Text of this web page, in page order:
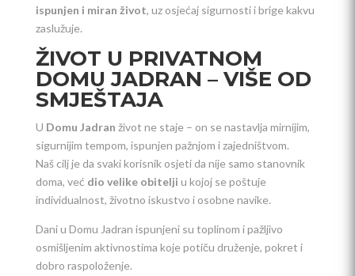
ispunjen i miran život, uz osjećaj sigurnosti i brige kakvu
zaslužuje.
ŽIVOT U PRIVATNOM
DOMU JADRAN – VIŠE OD
SMJEŠTAJA
U Domu Jadran život ne staje – on se nastavlja mirnijim,
sigurnijim tempom, ispunjen pažnjom i zajedništvom.
Naš cilj je da svaki korisnik osjeti da nije samo stanovnik
doma, već dio velike obitelji u kojoj se poštuje
individualnost, životno iskustvo i osobne navike.
Dani u Domu Jadran ispunjeni su toplinom i pažljivo
osmišljenim aktivnostima koje potiču druženje, pokret i
dobro raspoloženje.